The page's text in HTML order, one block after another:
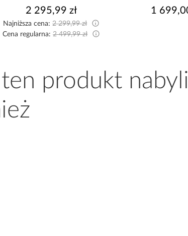
2 295,99 zł
cena: 2 299,99 zł
regularna:2 499,99 zł
1 699,00 zł
produkt nabyli